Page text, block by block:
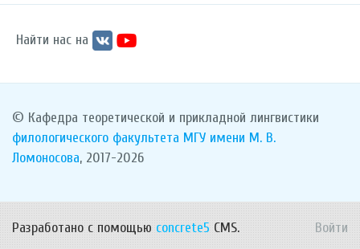
Найти нас на
© Кафедра теоретической и прикладной лингвистики
филологического факультета МГУ имени М. В.
Ломоносова, 2017-2026
Разработано с помощью concrete5 CMS. Войти